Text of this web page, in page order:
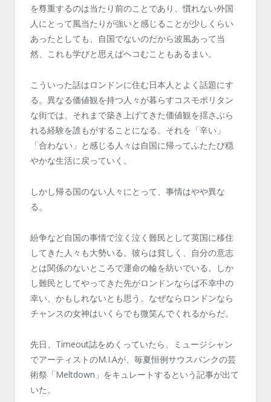
を尊重するのは当たり前のことであり、慣れない外国
人にとって風当たりが強いと感じることが少しくらい
あったとしても、自国でないのだから波風あって当
然、これも学びと思えばヘコむこともあるまい。
こういった話はロンドンに住む日本人とよく話題にす
る。異なる価値観を持つ人々が暮らすコスモポリタン
な街では、それまで築き上げてきた価値観を揺さぶら
れる経験を誰もがすることになる。それを「辛い」
「合わない」と感じる人々は自国に帰ってふたたび穏
やかな生活に戻っていく。
しかし帰る国のない人々にとって、事情はやや異な
る。
紛争など自国の事情で泣く泣く難民として英国に移住
してきた人々も大勢いる。彼らは貧しく、自分の意志
とは関係のないところで運命の輪を紡いでいる。しか
し難民としてやってきた先がロンドンならば不幸中の
幸い、かもしれないとも思う。なぜならロンドンなら
チャンスの女神はいくらでも微笑んでくれるからだ。
先日、Timeout誌をめくっていたら、ミュージシャン
でアーティストのM.I.Aが、毎夏恒例サウスバンクの芸
術祭「Meltdown」をキュレートするという記事が出て
いた。